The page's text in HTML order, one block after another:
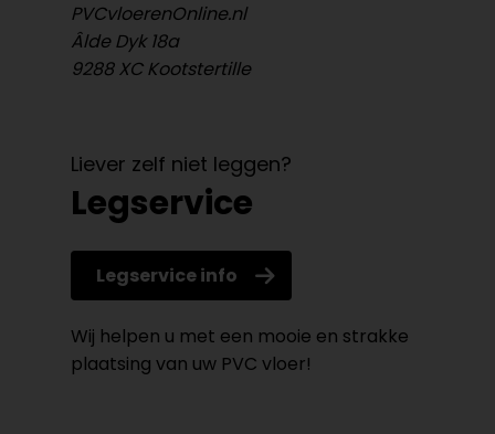
PVCvloerenOnline.nl
Âlde Dyk 18a
9288 XC Kootstertille
Liever zelf niet leggen?
Legservice
Legservice info
Wij helpen u met een mooie en strakke
plaatsing van uw PVC vloer!